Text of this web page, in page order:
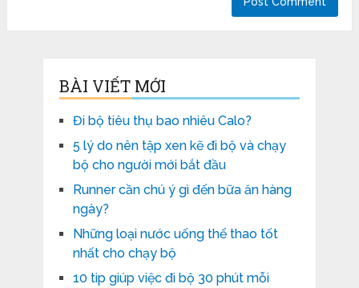
BÀI VIẾT MỚI
Đi bộ tiêu thụ bao nhiêu Calo?
5 lý do nên tập xen kẽ đi bộ và chạy
bộ cho người mới bắt đầu
Runner cần chú ý gì đến bữa ăn hàng
ngày?
Những loại nước uống thể thao tốt
nhất cho chạy bộ
10 tip giúp việc đi bộ 30 phút mỗi